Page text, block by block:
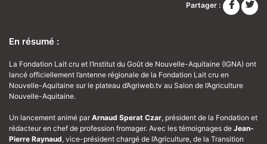
Partager :
En résumé :
La Fondation Lait cru et l’Institut du Goût de Nouvelle-Aquitaine (IGNA) ont
lancé officiellement l’antenne régionale de la Fondation Lait cru en
Nouvelle-Aquitaine sur le plateau d’Agriweb.tv au Salon de l’Agriculture
Nouvelle-Aquitaine.
Un lancement animé par Arnaud Sperat Czar, président de la Fondation et
rédacteur en chef de profession fromager. Avec les témoignages de Jean-
Pierre Raynaud, vice-président chargé de l’Agriculture, de la Transition